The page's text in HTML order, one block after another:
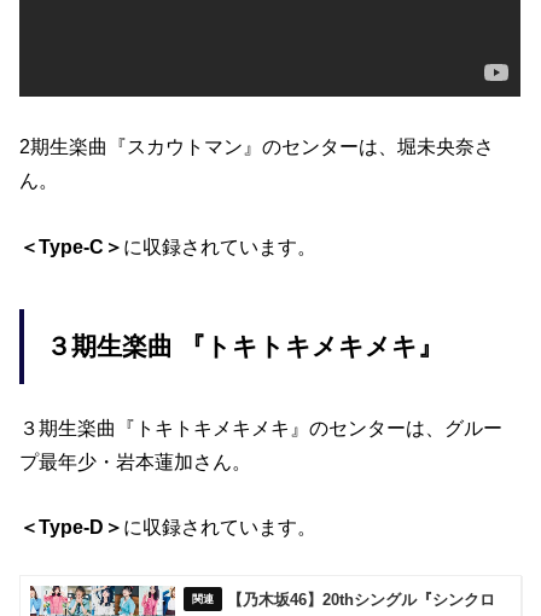
2期生楽曲『スカウトマン』のセンターは、堀未央奈さ
ん。
＜Type-C＞ に収録されています。
３期生楽曲 『トキトキメキメキ』
３期生楽曲『トキトキメキメキ』のセンターは、グルー
プ最年少・岩本蓮加さん。
＜Type-D＞ に収録されています。
【乃木坂46】20thシングル『シンクロ